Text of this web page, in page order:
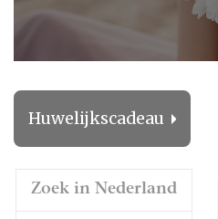
Huwelijkscadeau
Zoek in Nederland